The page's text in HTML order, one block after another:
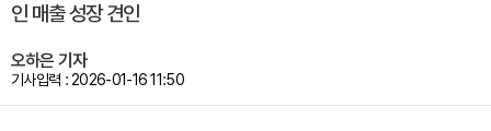
인 매출 성장 견인
오하은 기자
기사입력 : 2026-01-16 11:50